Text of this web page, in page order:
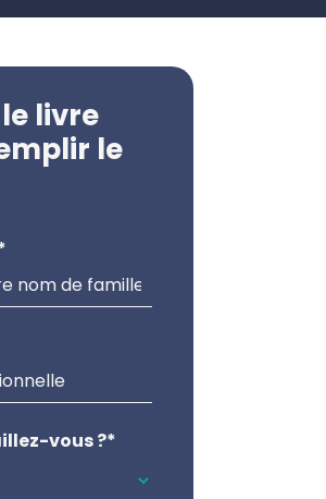
livre
le
vous ?*